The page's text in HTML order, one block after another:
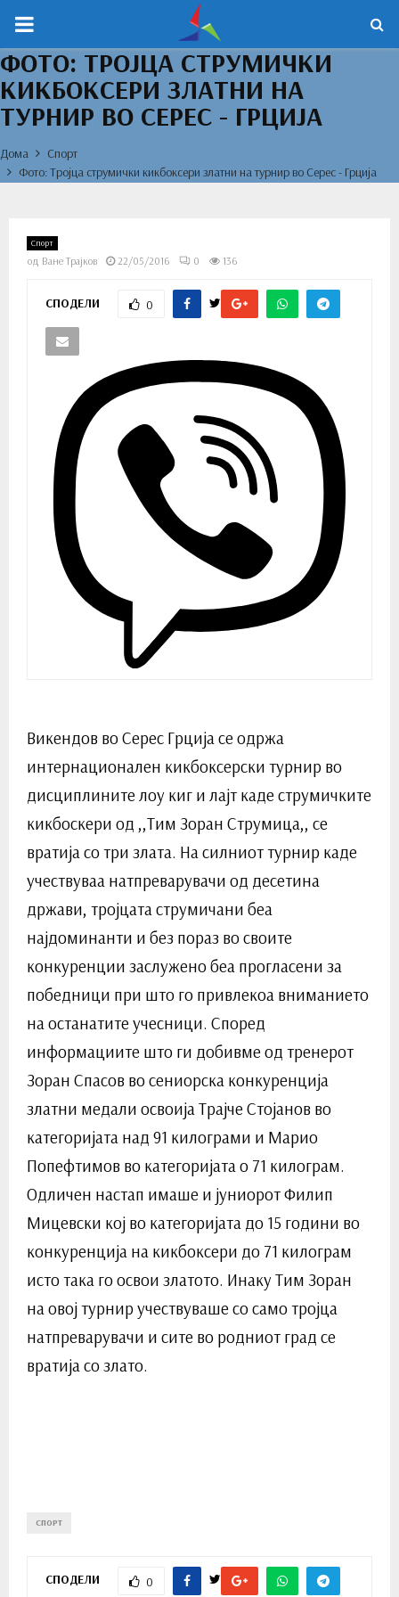
PRIMARY
MENU
ФОТО: ТРОЈЦА СТРУМИЧКИ
КИКБОКСЕРИ ЗЛАТНИ НА
ТУРНИР ВО СЕРЕС - ГРЦИЈА
Дома
Спорт
Фото: Тројца струмички кикбоксери златни на турнир во Серес - Грција
Спорт
од Ване Трајков 22/05/2016 0 136
СПОДЕЛИ 0
Викендов во Серес Грција се одржа
интернационален кикбоксерски турнир во
дисциплините лоу киг и лајт каде струмичките
кикбоскери од ,,Тим Зоран Струмица,, се
вратија со три злата. На силниот турнир каде
учествуваа натпреварувачи од десетина
држави, тројцата струмичани беа
најдоминанти и без пораз во своите
конкуренции заслужено беа прогласени за
победници при што го привлекоа вниманието
на останатите учесници. Според
информациите што ги добивме од тренерот
Зоран Спасов во сениорска конкуренција
златни медали освоија Трајче Стојанов во
категоријата над 91 килограми и Марио
Попефтимов во категоријата о 71 килограм.
Одличен настап имаше и јуниорот Филип
Мицевски кој во категоријата до 15 години во
конкуренција на кикбоксери до 71 килограм
исто така го освои златото. Инаку Тим Зоран
на овој турнир учествуваше со само тројца
натпреварувачи и сите во родниот град се
вратија со злато.
СПОРТ
СПОДЕЛИ 0